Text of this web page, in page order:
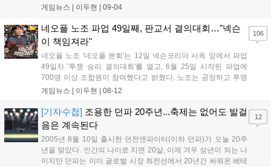
제안에 최대한 양보하며 접근했으나 끝내 합의에 이르지 못했다.
준법투쟁을 진행하며 내부 재정비에 들어갈...
게임뉴스 | 이두현 09-04
네오플 노조 파업 49일째, 판교서 결의대회…"넥슨
이 책임져라"
네오플 노조 '네오플 분회'는 12일 넥슨코리아 사옥 앞에서 파업
49일차 '투쟁 승리 결의대회'를 열고, 6월 25일 시작된 파업에
700명 이상 조합원이 참여했다고 밝혔다. 노조는 공정하고 투명
한 보상 제도 요구가 거부되고 있다고 주장하며, 정보 공개 요구
는 변함없다고 강조했다. 투명하고 공정한 보상 체계 마련까지 투
쟁을 이어갈 것을 결의했다....
게임뉴스 | 이두현 08-12
106
[기자수첩] 조용한 던파 20주년...축제는 없어도 발걸
음은 계속된다
2005년 8월 10일 출시한 던전앤파이터(이하 던파)가 오늘 20주
년을 맞았다. 인간의 나이로 치면 20살, 이제 겨우 성년이 되는 나
이지만 던파는 이미 글로벌 시장 최전선에서 20년간 싸워온 베테
12